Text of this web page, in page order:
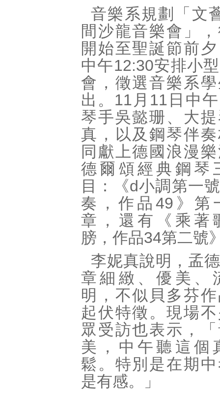
音樂系規劃「文
間沙龍音樂會」
開始至聖誕節前
中午12:30安排小
會，徵選音樂系
出。11月11日中
琴手吳懿珊、大
真，以及鋼琴伴
同獻上德國浪漫
德爾頌經典鋼琴
目：《d小調第一
奏，作品49》第
章，還有《乘著
膀，作品34第二號
李妮真說明，孟
章細緻、優美、
明，不似貝多芬
起伏特徵。現場
眾受訪也表示，
美，中午聽這個
鬆。特別是在期
是有感。」